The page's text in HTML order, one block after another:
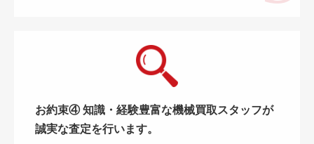
お約束④ 知識・経験豊富な機械買取スタッフが
誠実な査定を行います。